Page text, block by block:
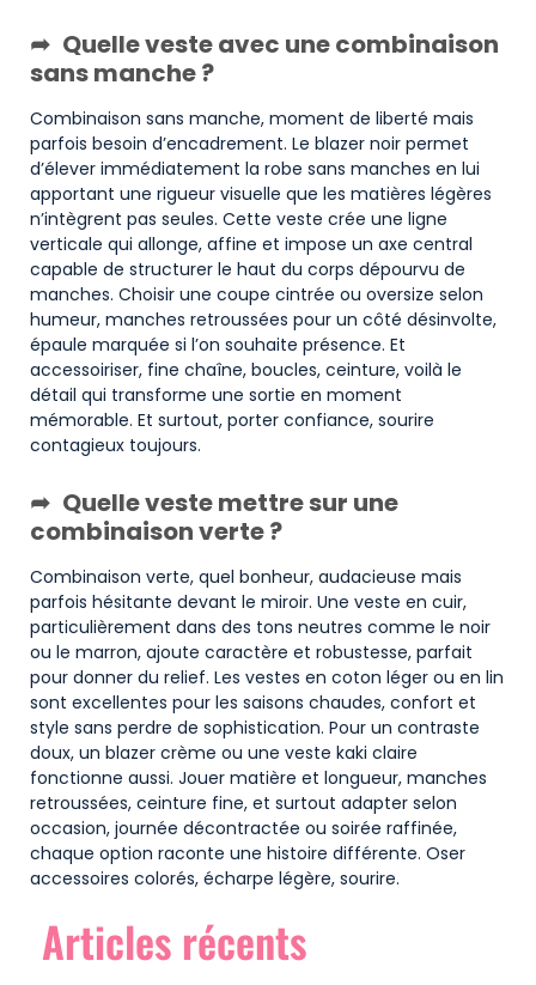
Quelle veste avec une combinaison
sans manche ?
Combinaison sans manche, moment de liberté mais
parfois besoin d’encadrement. Le blazer noir permet
d’élever immédiatement la robe sans manches en lui
apportant une rigueur visuelle que les matières légères
n’intègrent pas seules. Cette veste crée une ligne
verticale qui allonge, affine et impose un axe central
capable de structurer le haut du corps dépourvu de
manches. Choisir une coupe cintrée ou oversize selon
humeur, manches retroussées pour un côté désinvolte,
épaule marquée si l’on souhaite présence. Et
accessoiriser, fine chaîne, boucles, ceinture, voilà le
détail qui transforme une sortie en moment
mémorable. Et surtout, porter confiance, sourire
contagieux toujours.
Quelle veste mettre sur une
combinaison verte ?
Combinaison verte, quel bonheur, audacieuse mais
parfois hésitante devant le miroir. Une veste en cuir,
particulièrement dans des tons neutres comme le noir
ou le marron, ajoute caractère et robustesse, parfait
pour donner du relief. Les vestes en coton léger ou en lin
sont excellentes pour les saisons chaudes, confort et
style sans perdre de sophistication. Pour un contraste
doux, un blazer crème ou une veste kaki claire
fonctionne aussi. Jouer matière et longueur, manches
retroussées, ceinture fine, et surtout adapter selon
occasion, journée décontractée ou soirée raffinée,
chaque option raconte une histoire différente. Oser
accessoires colorés, écharpe légère, sourire.
Articles récents